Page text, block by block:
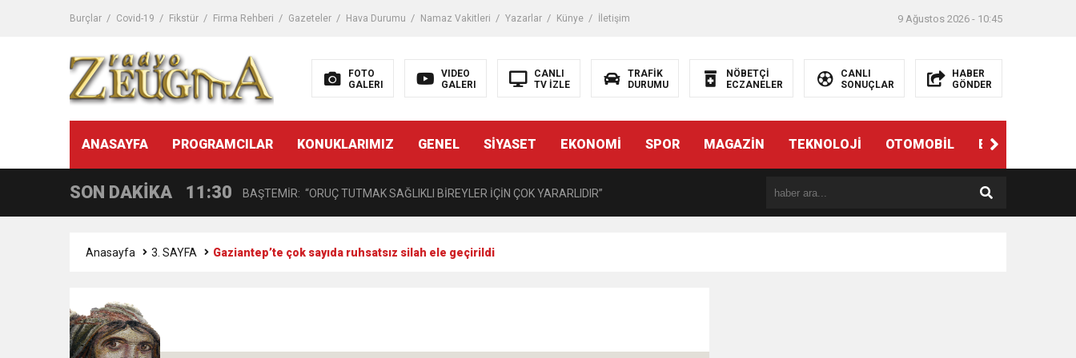
Burçlar Covid-19 Fikstür Firma Rehberi Gazeteler Hava Durumu Namaz Vakitleri Yazarlar Künye İletişim 9 Ağustos 2026 - 10:45
FOTO
GALERI
VIDEO
GALERI
CANLI
TV İZLE
TRAFİK
DURUMU
NÖBETÇİ
ECZANELER
CANLI
SONUÇLAR
HABER
GÖNDER
ANASAYFA PROGRAMCILAR KONUKLARIMIZ GENEL SİYASET EKONOMİ SPOR MAGAZİN TEKNOLOJİ OTOMOBİL EĞİTİM
SON DAKİKA
14:08 Gaziantep FK o yıldızı getiriyor
11:59 GÖĞÜS HASTALIKLARI UZMANINDAN LİSELİLERE BİLGİLENDİRME
11:30 BAŞTEMİR: “ORUÇ TUTMAK SAĞLIKLI BİREYLER İÇİN ÇOK YARARLIDIR”
Anasayfa 3. SAYFA Gaziantep’te çok sayıda ruhsatsız silah ele geçirildi